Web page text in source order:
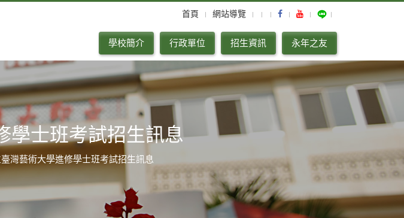
首頁 網站導覽
學校簡介 行政單位 招生資訊 永年之友
學士班考試招生訊息
臺灣藝術大學進修學士班考試招生訊息